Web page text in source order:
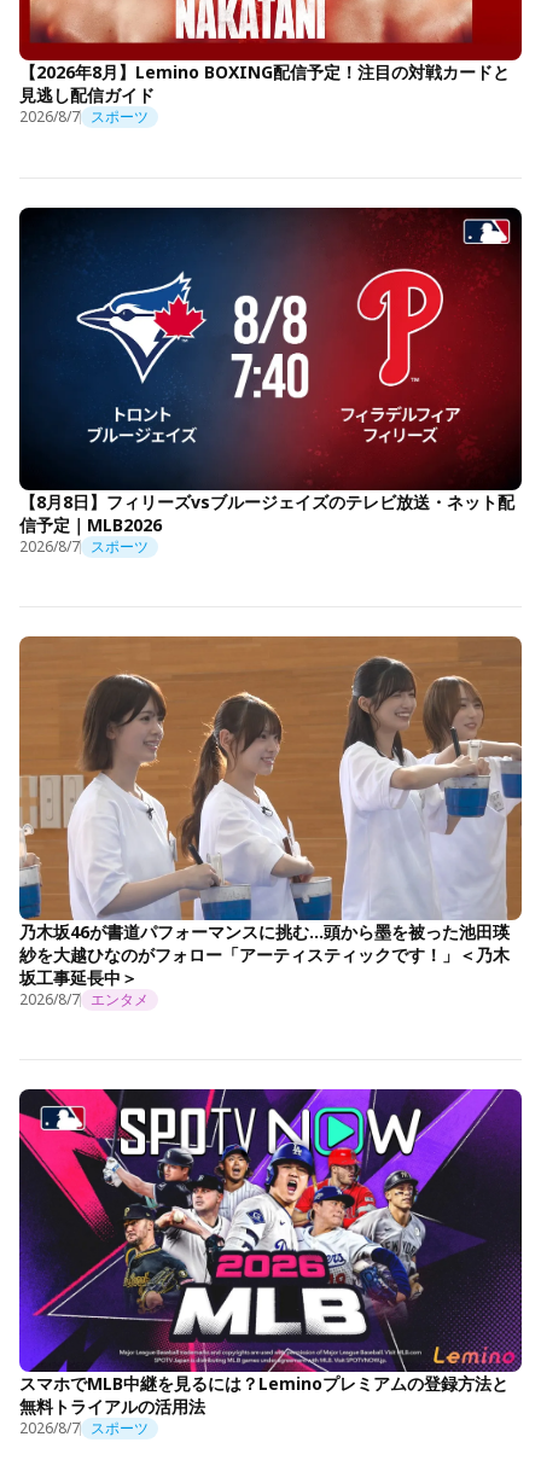
【2026年8月】Lemino BOXING配信予定！注目の対戦カードと
見逃し配信ガイド
2026/8/7 スポーツ
【8月8日】フィリーズvsブルージェイズのテレビ放送・ネット配
信予定｜MLB2026
2026/8/7 スポーツ
乃木坂46が書道パフォーマンスに挑む…頭から墨を被った池田瑛
紗を大越ひなのがフォロー「アーティスティックです！」＜乃木
坂工事延長中＞
2026/8/7 エンタメ
スマホでMLB中継を見るには？Leminoプレミアムの登録方法と
無料トライアルの活用法
2026/8/7 スポーツ